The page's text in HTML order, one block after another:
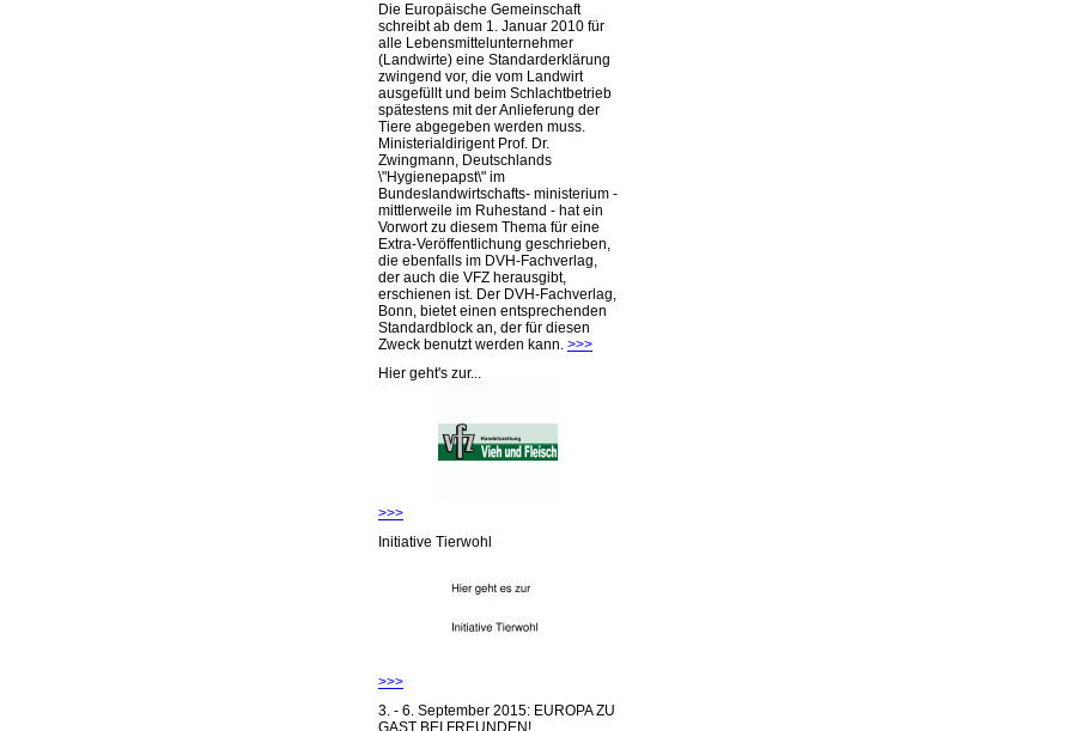
Die Europäische Gemeinschaft
schreibt ab dem 1. Januar 2010 für
alle Lebensmittelunternehmer
(Landwirte) eine Standarderklärung
zwingend vor, die vom Landwirt
ausgefüllt und beim Schlachtbetrieb
spätestens mit der Anlieferung der
Tiere abgegeben werden muss.
Ministerialdirigent Prof. Dr.
Zwingmann, Deutschlands
\"Hygienepapst\" im
Bundeslandwirtschafts- ministerium -
mittlerweile im Ruhestand - hat ein
Vorwort zu diesem Thema für eine
Extra-Veröffentlichung geschrieben,
die ebenfalls im DVH-Fachverlag,
der auch die VFZ herausgibt,
erschienen ist. Der DVH-Fachverlag,
Bonn, bietet einen entsprechenden
Standardblock an, der für diesen
Zweck benutzt werden kann. >>>
Hier geht's zur...
>>>
Initiative Tierwohl
>>>
3. - 6. September 2015: EUROPA ZU
GAST BEI FREUNDEN!